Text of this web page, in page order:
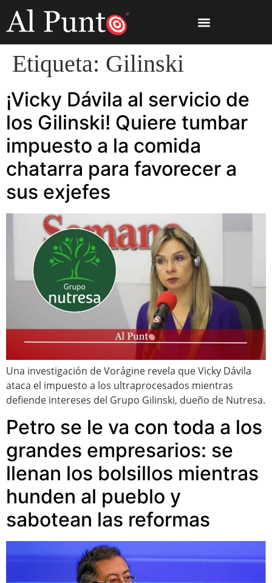
Etiqueta: Gilinski
¡Vicky Dávila al servicio de
los Gilinski! Quiere tumbar
impuesto a la comida
chatarra para favorecer a
sus exjefes
Una investigación de Vorágine revela que Vicky Dávila
ataca el impuesto a los ultraprocesados mientras
defiende intereses del Grupo Gilinski, dueño de Nutresa.
Petro se le va con toda a los
grandes empresarios: se
llenan los bolsillos mientras
hunden al pueblo y
sabotean las reformas